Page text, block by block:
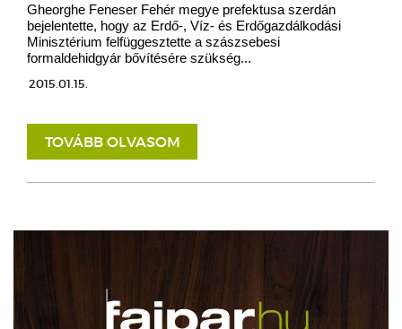
Gheorghe Feneser Fehér megye prefektusa szerdán
bejelentette, hogy az Erdő-, Víz- és Erdőgazdálkodási
Minisztérium felfüggesztette a szászsebesi
formaldehidgyár bővítésére szükség...
2015.01.15.
TOVÁBB OLVASOM